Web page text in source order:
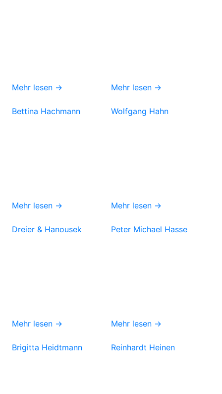
Mehr lesen → Mehr lesen →
Bettina Hachmann
Mehr lesen →
Wolfgang Hahn
Mehr lesen →
Dreier & Hanousek
Mehr lesen →
Peter Michael Hasse
Mehr lesen →
Brigitta Heidtmann Reinhardt Heinen